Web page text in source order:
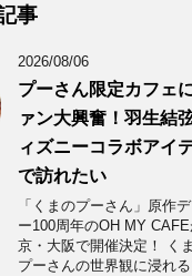
事
2026/08/06
プーさん限定カフェ
ァン大興奮！羽生結
ィズニーコラボアイ
で訪れたい
「くまのプーさん」原作
ー100周年のOH MY CAFE
京・大阪で開催決定！ く
プーさんの世界観に浸れ